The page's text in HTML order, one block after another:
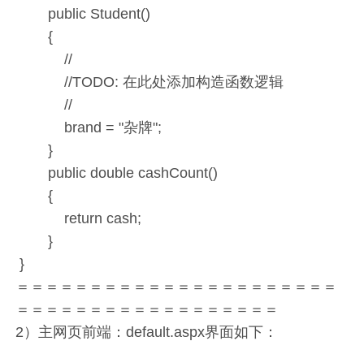
public Student()
{
//
//TODO: 在此处添加构造函数逻辑
//
brand = "杂牌";
}
public double cashCount()
{
return cash;
}
}
＝＝＝＝＝＝＝＝＝＝＝＝＝＝＝＝＝＝＝＝＝＝
＝＝＝＝＝＝＝＝＝＝＝＝＝＝＝＝＝＝
2）主网页前端：default.aspx界面如下：